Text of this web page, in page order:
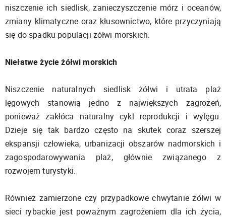
niszczenie ich siedlisk, zanieczyszczenie mórz i oceanów,
zmiany klimatyczne oraz kłusownictwo, które przyczyniają
się do spadku populacji żółwi morskich.
Niełatwe życie żółwi morskich
Niszczenie naturalnych siedlisk żółwi i utrata plaż
lęgowych stanowią jedno z największych zagrożeń,
ponieważ zakłóca naturalny cykl reprodukcji i wylęgu.
Dzieje się tak bardzo często na skutek coraz szerszej
ekspansji człowieka, urbanizacji obszarów nadmorskich i
zagospodarowywania plaż, głównie związanego z
rozwojem turystyki.
Również zamierzone czy przypadkowe chwytanie żółwi w
sieci rybackie jest poważnym zagrożeniem dla ich życia,